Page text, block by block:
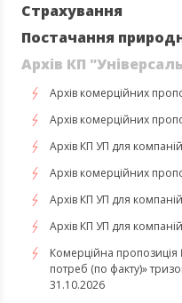
Страхування
Постачання
Архів КП
Архів комерційних
Архів комерційних
Архів КП УП для
Архів комерційних
Архів КП УП для
Архів КП УП для
Комерційна
потреб (по факту)»
31.10.2026